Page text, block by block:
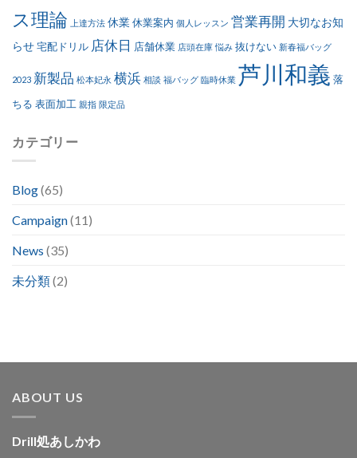
ス理論
上達方法 休業 休業案内 個人レッスン 営業再開 大切なお知
らせ 宅配ドリル 店休日 店舗休業 店頭在庫 悩み 抜けない 新春福バッグ
2023 新製品 松本妃永 横浜 相談 福バッグ 臨時休業 芦川和義 落
ちる 表面加工 親指 限定品
カテゴリー
Blog(65)
Campaign(11)
News (35)
未分類(2)
ABOUT US
Drill処あしかわ